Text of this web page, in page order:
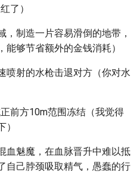
了）
，制造一片容易滑倒的地带，
够节省额外的金钱消耗）
喷射的水枪击退对方（你对水
前方10m范围冻结（我觉得
血魅魔，在血脉晋升中难以抵
自己脖颈吸取精气，愚蠢的行